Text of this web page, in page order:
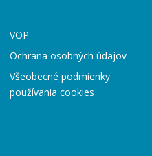
VOP
Ochrana osobných údajov
Všeobecné podmienky
používania cookies